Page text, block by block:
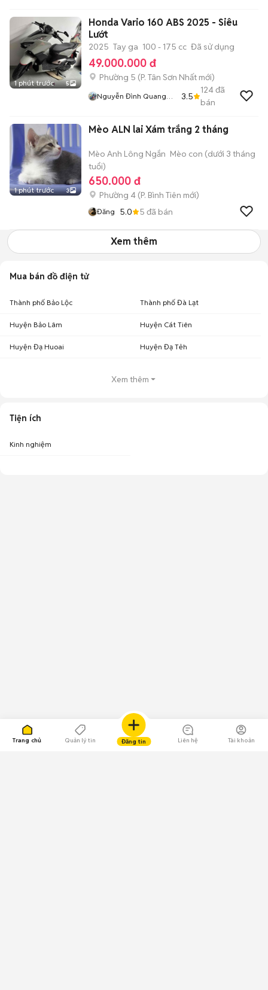
Trang chủ Quản lý tin Đăng tin Liên hệ Tài khoản
1 phút trước 5
Honda Vario 160 ABS 2025 - Siêu
Lướt
2025 Tay ga 100 - 175 cc Đã sử dụng
49.000.000 đ
Phường 5 (P. Tân Sơn Nhất mới)
Nguyễn Đình Quang
3.5
124đã
bán
1 phút trước 3
Mèo ALN lai Xám trắng 2 tháng
Mèo Anh Lông Ngắn Mèo con (dưới 3 tháng
tuổi)
650.000 đ
Phường 4 (P. Bình Tiên mới)
Đăng 5.0 5 đã bán
Xem thêm
Mua bán đồ điện tử
Thành phố Bảo Lộc Thành phố Đà Lạt
Huyện Bảo Lâm Huyện Cát Tiên
Huyện Đạ Huoai Huyện Đạ Tẻh
Xem thêm
Tiện ích
Kinh nghiệm